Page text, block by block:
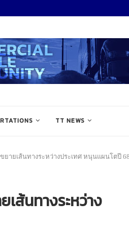
TT NEWS
ยายเส้นทางระหว่างประเทศ หนุนแผนโตปี
ส้นทางระหว่าง